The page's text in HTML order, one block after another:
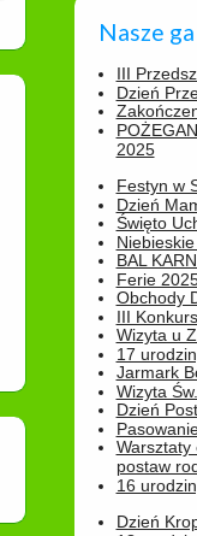
Nasze
III
Dzień
2025
Festyn w
Dzień
Święto
BAL
Ferie
Obchody
III
Wizyta u
17
Jarmark
Wizyta
Dzień
Warsztaty
postaw
16
Dzień